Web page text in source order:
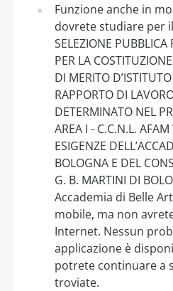
Funzione anche in
dovrete studiare per
SELEZIONE PUBBLICA
PER LA
DI MERITO
RAPPORTO DI
DETERMINATO NEL
AREA I - C.C.N.L.
ESIGENZE
BOLOGNA E DEL
G. B. MARTINI DI
Accademia di Belle
mobile, ma non
Internet. Nessun
applicazione è
potrete continuare a
troviate.